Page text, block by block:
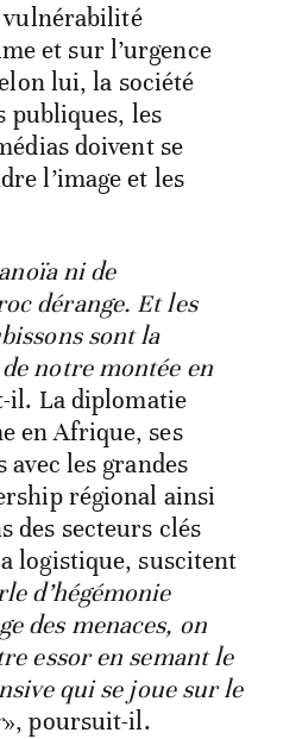
vulnérabilité
et sur l’urgence
lui, la société
les
doivent se
l’image et les
ni de
dérange. Et les
sont la
notre montée en
il. La diplomatie
en Afrique, ses
les grandes
régional ainsi
des secteurs clés
logistique, suscitent
d’hégémonie
des menaces, on
essor en semant le
qui se joue sur le
», poursuit-il.